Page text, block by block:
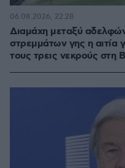
Διαμάχη μεταξύ
στρεμμάτων γης η αιτία
τους τρεις νεκρούς στη
06.08.2026, 22:28